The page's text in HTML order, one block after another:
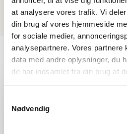
at analysere vores trafik. Vi
din brug af vores hjemmeside
for sociale medier,
analysepartnere. Vores partnere
data med andre oplysninger, du
de har indsamlet fra din brug af
Nødvendig